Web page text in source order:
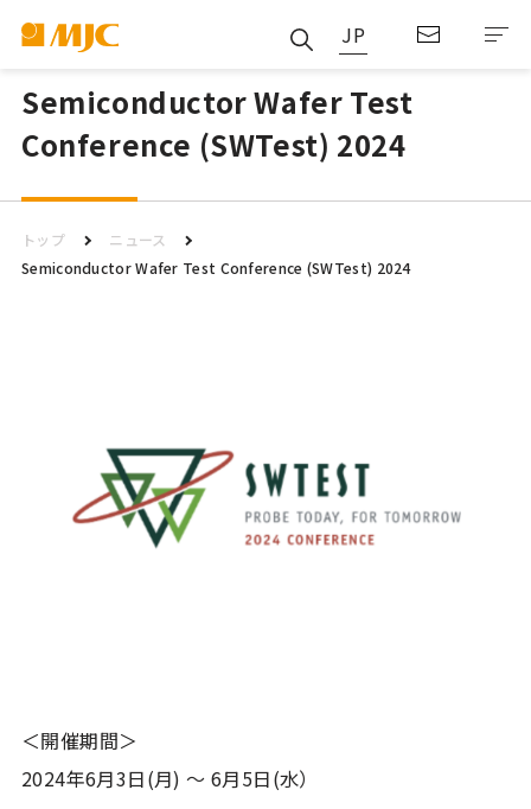
JP
Semiconductor Wafer Test
Conference (SWTest) 2024
トップ
ニュース
Semiconductor Wafer Test Conference (SWTest) 2024
＜開催期間＞
2024年6月3日(月) ～ 6月5日(水）